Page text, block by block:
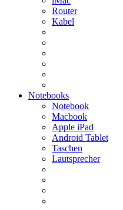
Router
Kabel
Notebooks
Notebook
Macbook
Apple iPad
Android Tablet
Taschen
Lautsprecher